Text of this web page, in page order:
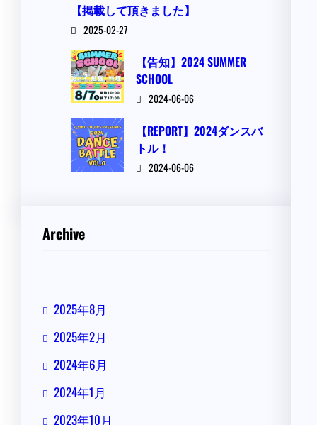
【掲載して頂きました】
2025-02-27
【告知】2024 SUMMER
SCHOOL
2024-06-06
【REPORT】2024ダンスバ
トル！
2024-06-06
Archive
2025年8月
2025年2月
2024年6月
2024年1月
2023年10月